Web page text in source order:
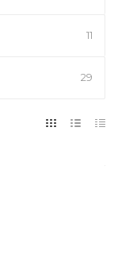
11
29